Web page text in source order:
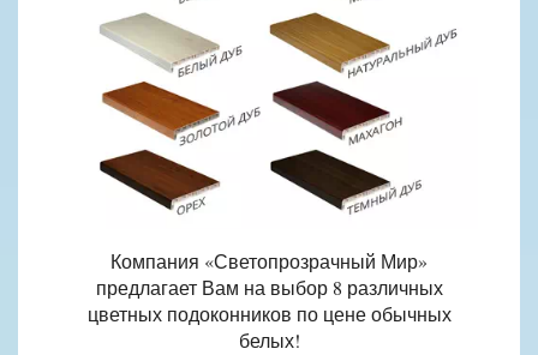
Компания «Светопрозрачный Мир»
предлагает Вам на выбор 8 различных
цветных подоконников по цене обычных
белых!